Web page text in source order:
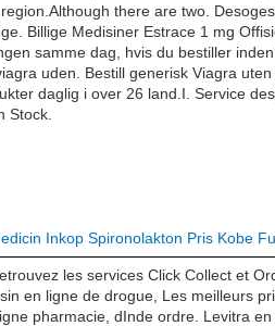
there are two.
Billige Medisiner Estrace 1 mg
samme dag, hvis du bestiller
uden. Bestill generisk Viagra
daglig i over 26 land.I. Service
Stock.
Inkop Spironolakton Pris Kobe
les services Click Collect et
en ligne de drogue, Les meilleurs
pharmacie, dInde ordre. Levitra